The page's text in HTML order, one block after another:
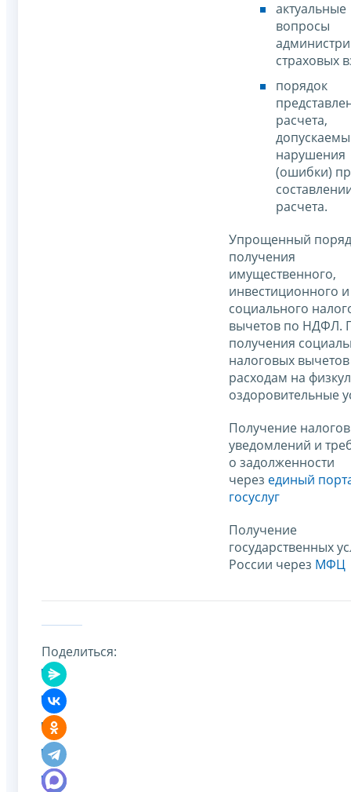
актуальные
вопросы
страховых
порядок
расчета,
нарушения
(ошибки)
расчета.
Упрощенный
получения
имущественного,
инвестиционного и
социального
вычетов по НДФЛ.
получения
налоговых
расходам на
оздоровительные
Получение
уведомлений и
о задолженности
через единый
госуслуг
Получение
государственных
России через МФЦ
Поделиться: